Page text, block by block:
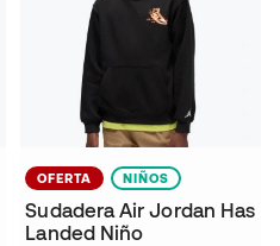
OFERTA NIÑOS
Sudadera Air Jordan Has
Landed Niño